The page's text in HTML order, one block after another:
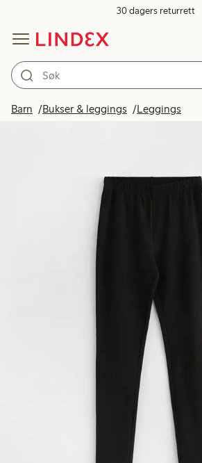
30 dagers returrett
Barn Bukser & leggings Leggings